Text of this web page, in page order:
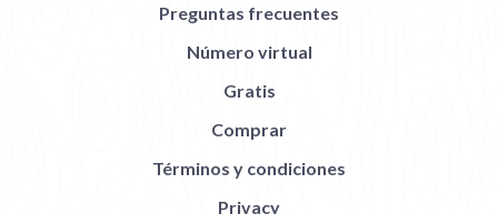
Preguntas frecuentes
Número virtual
Gratis
Comprar
Términos y condiciones
Privacy